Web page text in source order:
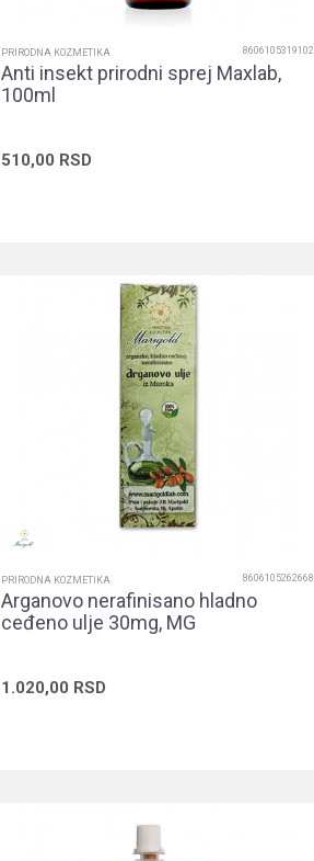
PRIRODNA KOZMETIKA 8606105319102
Anti insekt prirodni sprej Maxlab,
100ml
510,00 RSD
PRIRODNA KOZMETIKA 8606105262668
Arganovo nerafinisano hladno
ceđeno ulje 30mg, MG
1.020,00 RSD